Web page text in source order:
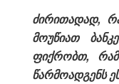
ძირითადად,
მოუწიათ
ფიქრობთ,
წარმოადგენს